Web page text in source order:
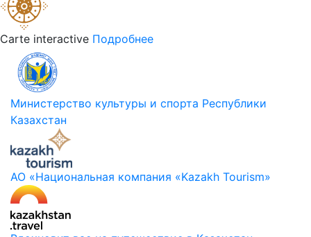
Carte interactive Подробнее
Министерство культуры и спорта Республики
Казахстан
АО «Национальная компания «Kazakh Tourism»